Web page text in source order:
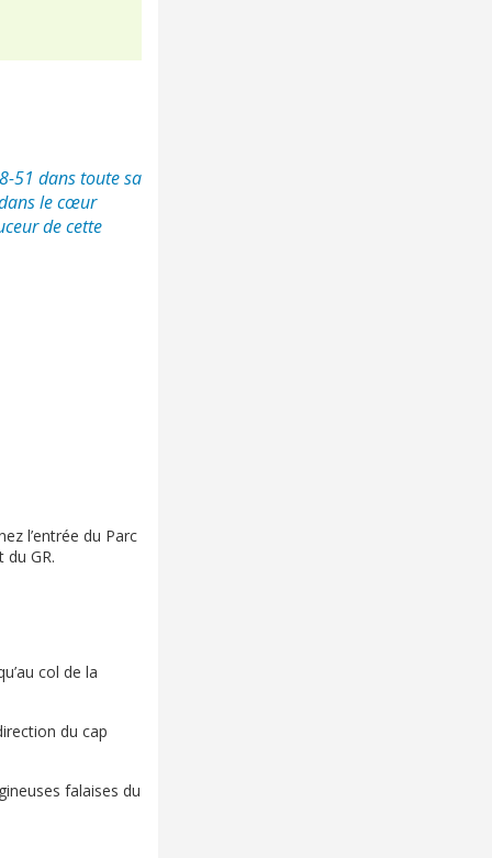
51 dans toute sa
le cœur
de cette
l’entrée du Parc
GR.
col de la
du cap
falaises du